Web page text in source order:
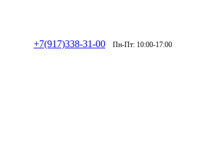
+7(917)338-31-00 Пн-Пт: 10:00-17:00